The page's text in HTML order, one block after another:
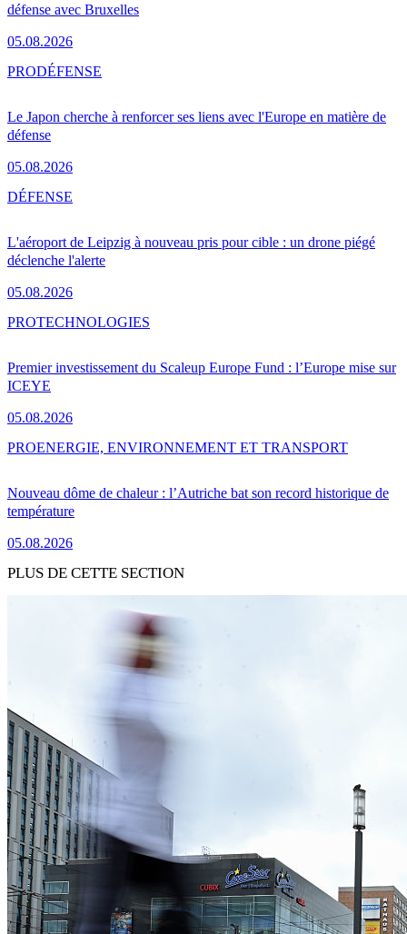
défense avec Bruxelles
05.08.2026
Le Japon cherche à renforcer ses liens avec l'Europe en matière de
défense
05.08.2026
PRODÉFENSE
L'aéroport de Leipzig à nouveau pris pour cible : un drone piégé
déclenche l'alerte
05.08.2026
DÉFENSE
Premier investissement du Scaleup Europe Fund : l’Europe mise sur
ICEYE
05.08.2026
PROTECHNOLOGIES
Nouveau dôme de chaleur : l’Autriche bat son record historique de
température
05.08.2026
PROENERGIE, ENVIRONNEMENT ET TRANSPORT
PLUS DE CETTE SECTION